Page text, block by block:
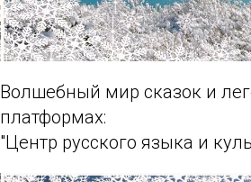
Волшебный мир сказок и
платформах:
"Центр русского языка и